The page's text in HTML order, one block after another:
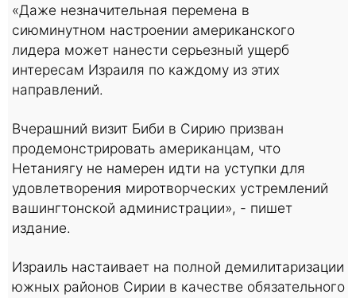
«Даже незначительная перемена в
сиюминутном настроении американского
лидера может нанести серьезный ущерб
интересам Израиля по каждому из этих
направлений.
Вчерашний визит Биби в Сирию призван
продемонстрировать американцам, что
Нетаниягу не намерен идти на уступки для
удовлетворения миротворческих устремлений
вашингтонской администрации», - пишет
издание.
Израиль настаивает на полной демилитаризации
южных районов Сирии в качестве обязательного